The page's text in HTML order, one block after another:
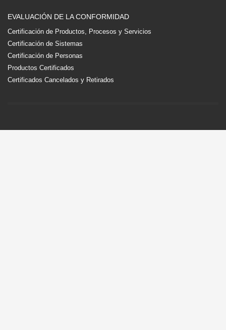
EVALUACIÓN DE LA CONFORMIDAD
Certificación de Productos, Procesos y Servicios
Certificación de Sistemas
Certificación de Personas
Productos Certificados
Certificados Cancelados y Retirados